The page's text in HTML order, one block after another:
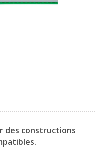
des constructions